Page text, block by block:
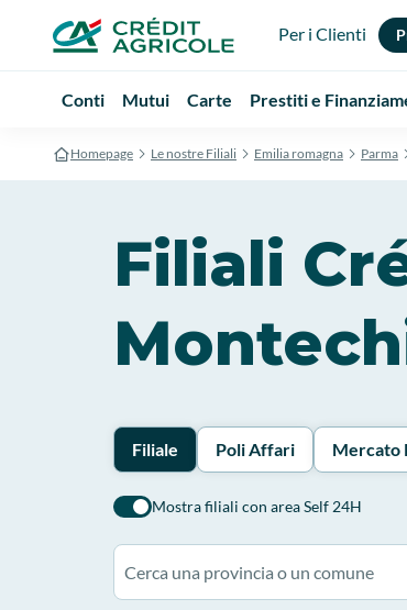
Per i Clienti
Conti Mutui Carte Prestiti e
Homepage Le nostre Filiali Emilia romagna Parma
Filiali
Filiale Poli Affari Mercato
Mostra filiali con area Self 24H